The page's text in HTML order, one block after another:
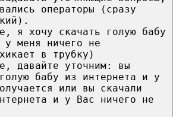
операторы (сразу
я хочу скачать голую бабу
меня ничего не
в трубку)
давайте уточним: вы
бабу из интернета и у
или вы скачали
и у Вас ничего не